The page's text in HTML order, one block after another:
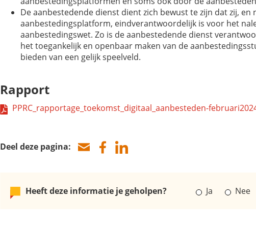
De aanbestedende dienst dient zich bewust te zijn dat zij, en
aanbestedingsplatform, eindverantwoordelijk is voor het
aanbestedingswet. Zo is de aanbestedende dienst
het toegankelijk en openbaar maken van de
bieden van een gelijk speelveld.
Rapport
PPRC_rapportage_toekomst_digitaal_aanbesteden-
Deel deze pagina:
Heeft deze informatie je geholpen? Ja Nee